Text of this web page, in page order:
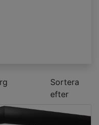
Sortera
efter